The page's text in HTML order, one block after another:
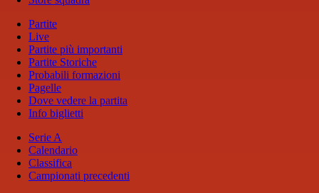
Partite
Live
Partite più importanti
Partite Storiche
Probabili formazioni
Pagelle
Dove vedere la partita
Info biglietti
Serie A
Calendario
Classifica
Campionati precedenti